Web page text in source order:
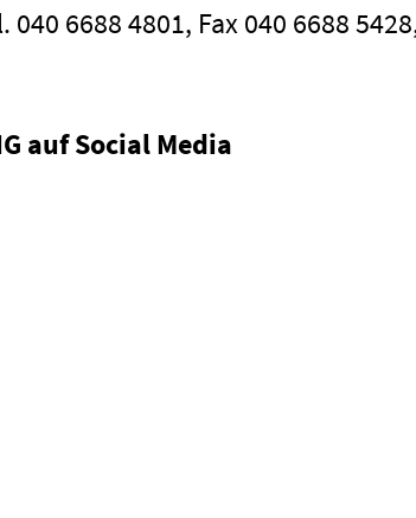
6688 4801, Fax 040 6688
auf Social Media